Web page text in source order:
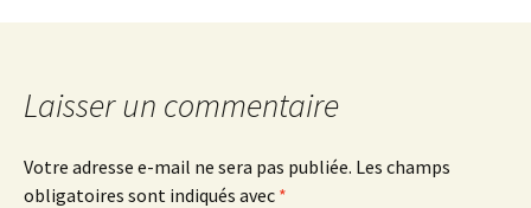
Laisser un commentaire
Votre adresse e-mail ne sera pas publiée. Les champs
obligatoires sont indiqués avec *